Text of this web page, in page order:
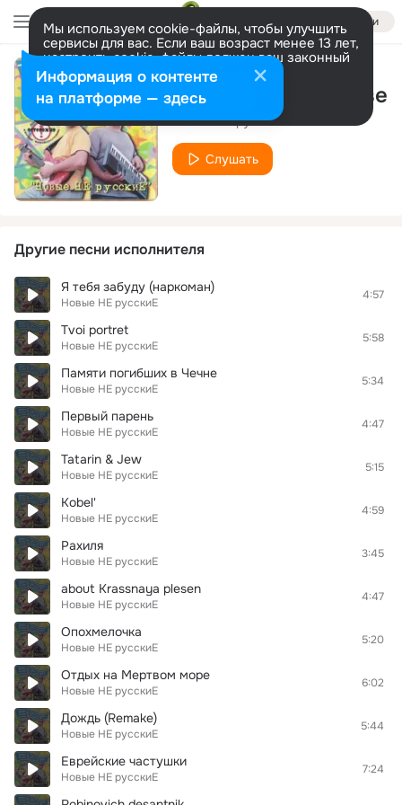
Войти
Мы используем cookie-файлы, чтобы улучшить
сервисы для вас. Если ваш возраст менее 13 лет,
настроить cookie-файлы должен ваш законный
представитель. Больше информации
Разрешить все Настроить
Выходной в колхозе
Новые НЕ русскиЕ
Слушать
Другие песни исполнителя
Я тебя забуду (наркоман)
Новые НЕ русскиЕ
4:57
Tvoi portret
Новые НЕ русскиЕ
5:58
Памяти погибших в Чечне
Новые НЕ русскиЕ
5:34
Первый парень
Новые НЕ русскиЕ
4:47
Tatarin & Jew
Новые НЕ русскиЕ
5:15
Kobel'
Новые НЕ русскиЕ
4:59
Рахиля
Новые НЕ русскиЕ
3:45
about Krassnaya plesen
Новые НЕ русскиЕ
4:47
Опохмелочка
Новые НЕ русскиЕ
5:20
Отдых на Мертвом море
Новые НЕ русскиЕ
6:02
Дождь (Remake)
Новые НЕ русскиЕ
5:44
Еврейские частушки
Новые НЕ русскиЕ
7:24
Информация о контенте
на платформе — здесь